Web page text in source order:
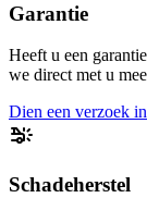
Garantie
Heeft u een
we direct met u
Dien een verzoek in
Schadeherstel